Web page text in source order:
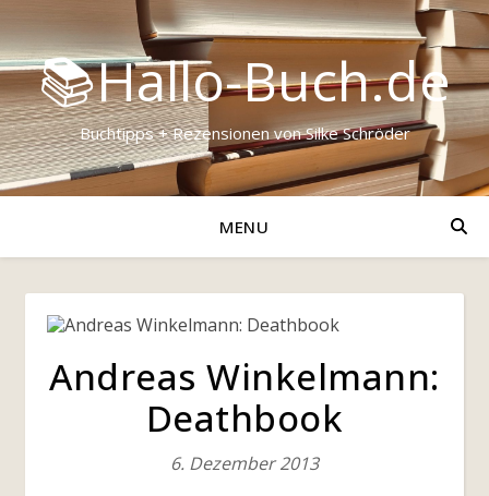
📚Hallo-Buch.de
Buchtipps + Rezensionen von Silke Schröder
MENU
Andreas Winkelmann:
Deathbook
6. Dezember 2013